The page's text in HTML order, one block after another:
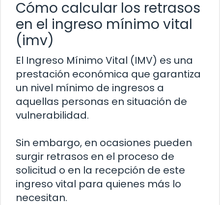
Cómo calcular los retrasos
en el ingreso mínimo vital
(imv)
El Ingreso Mínimo Vital (IMV) es una
prestación económica que garantiza
un nivel mínimo de ingresos a
aquellas personas en situación de
vulnerabilidad.
Sin embargo, en ocasiones pueden
surgir retrasos en el proceso de
solicitud o en la recepción de este
ingreso vital para quienes más lo
necesitan.